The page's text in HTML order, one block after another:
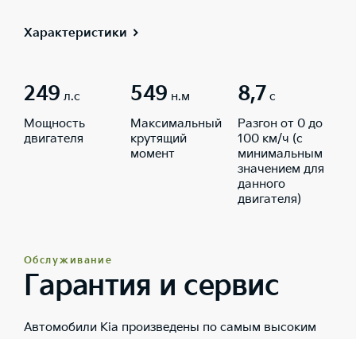
Характеристики
249 л.с
Мощность
двигателя
549 н.м
Максимальный
крутящий
момент
8,7 с
Разгон от 0 до
100 км/ч (с
минимальным
значением для
данного
двигателя)
Обслуживание
Гарантия и сервис
Автомобили Kia произведены по самым высоким